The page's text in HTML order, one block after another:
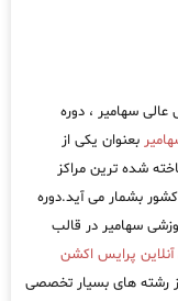
سهامیر ، دوره
بعنوان یکی از
شده ترین مراکز
بشمار می آید.دوره
سهامیر در قالب
پرایس اکشن
رشته های بسیار تخصصی